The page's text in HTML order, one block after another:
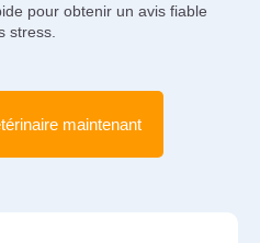
pour obtenir un avis fiable
stress.
maintenant